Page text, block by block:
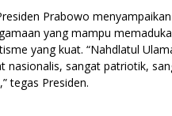
Prabowo
yang mampu
yang kuat. “Nahdlatul
nasionalis, sangat patriotik,
tegas Presiden.